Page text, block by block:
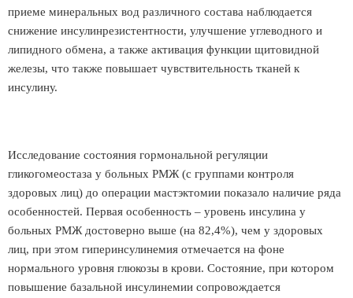
приеме минеральных вод различного состава наблюдается
снижение инсулинрезистентности, улучшение углеводного и
липидного обмена, а также активация функции щитовидной
железы, что также повышает чувствительность тканей к
инсулину.
Исследование состояния гормональной регуляции
гликогомеостаза у больных РМЖ (с группами контроля
здоровых лиц) до операции мастэктомии показало наличие ряда
особенностей. Первая особенность – уровень инсулина у
больных РМЖ достоверно выше (на 82,4%), чем у здоровых
лиц, при этом гиперинсулинемия отмечается на фоне
нормального уровня глюкозы в крови. Состояние, при котором
повышение базальной инсулинемии сопровождается